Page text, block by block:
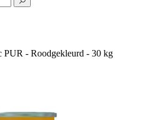
- Roodgekleurd - 30 kg